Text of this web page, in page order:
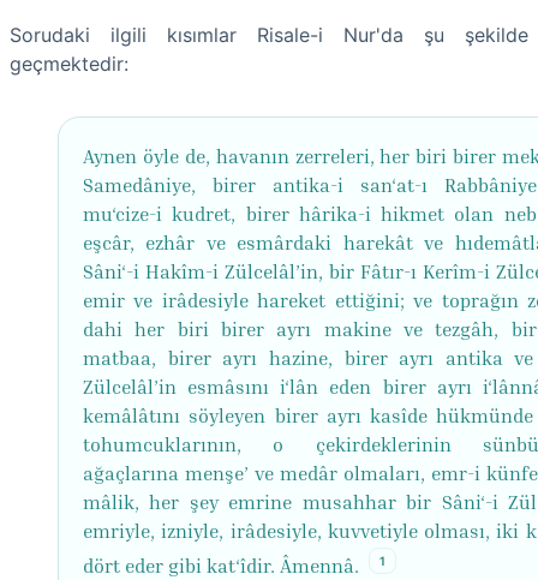
Sorudaki ilgili kısımlar Risale-i Nur'da şu şekilde
geçmektedir:
Aynen öyle de, havanın zerreleri, her biri birer
Samedâniye, birer antika-i san‘at-ı
mu‘cize-i kudret, birer hârika-i hikmet olan
eşcâr, ezhâr ve esmârdaki harekât ve
Sâni‘-i Hakîm-i Zülcelâl’in, bir Fâtır-ı Kerîm-i
emir ve irâdesiyle hareket ettiğini; ve toprağın
dahi her biri birer ayrı makine ve tezgâh,
matbaa, birer ayrı hazine, birer ayrı antika ve
Zülcelâl’in esmâsını i‘lân eden birer ayrı
kemâlâtını söyleyen birer ayrı kasîde
tohumcuklarının, o çekirdeklerinin
ağaçlarına menşe’ ve medâr olmaları, emr-i
mâlik, her şey emrine musahhar bir Sâni‘-i
emriyle, izniyle, irâdesiyle, kuvvetiyle olması, iki
dört eder gibi kat‘îdir. Âmennâ.
1